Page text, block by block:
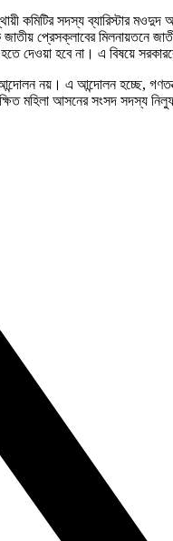
কমিটির সদস্য ব্যারিস্টার
জাতীয় প্রেসক্লাবের
হবে না। এ বিষয়ে
নয়। এ আন্দোলন হচ্ছে,
মহিলা আসনের সংসদ সদস্য